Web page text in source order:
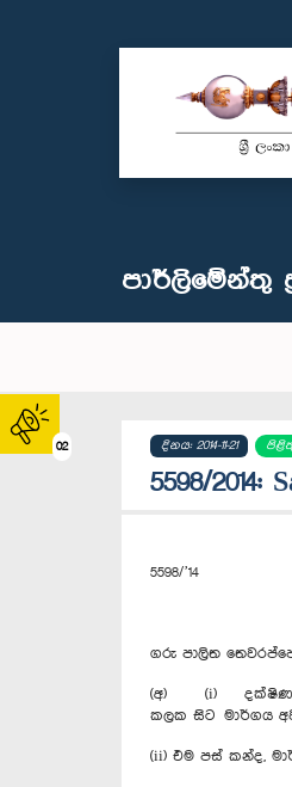
02
පාර්ලි‌මේන්තු‌
දිනය: 2014-11-21
5598/
5598/’14
ගරු පාලිත
(අ) (i) දක්ෂිණ
කලක සිට මාර්ගය
(ii) එම පස් කන්ද,